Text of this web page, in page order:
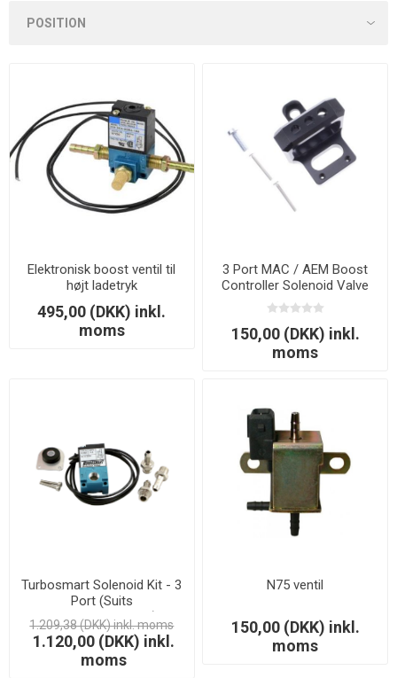
Elektronisk boost ventil til
højt ladetryk
495,00 (DKK) inkl.
moms
3 Port MAC / AEM Boost
Controller Solenoid Valve
Mount Bracket – CNC Billet
150,00 (DKK) inkl.
moms
Turbosmart Solenoid Kit - 3
Port (Suits
eBoost2/eBStreet)
1.209,38 (DKK) inkl. moms
1.120,00 (DKK) inkl.
moms
N75 ventil
150,00 (DKK) inkl.
moms